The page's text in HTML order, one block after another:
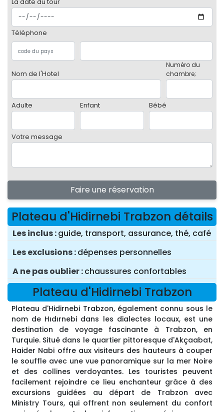
Téléphone
Nom de l'Hotel
Numéro du
chambre;
Adulte Enfant Bébé
Votre message
Faire une réservation
Plateau d'Hidirnebi Trabzon détails
Les inclus guide, transport, assurance, thé, café
Les exclusions dépenses personnelles
A ne pas oublier chaussures confortables
Plateau d'Hidirnebi Trabzon
Plateau d'Hidirnebi Trabzon, également connu sous le
nom de Hıdırnebi dans les dialectes locaux, est une
destination de voyage fascinante à Trabzon, en
Turquie. Situé dans le quartier pittoresque d'Akçaabat,
Haider Nabi offre aux visiteurs des hauteurs à couper
le souffle avec une vue panoramique sur la mer Noire
et des collines verdoyantes. Les touristes peuvent
facilement rejoindre ce lieu enchanteur grâce à des
excursions guidées au départ de Trabzon avec
Ministry Tours, qui offrent non seulement du confort